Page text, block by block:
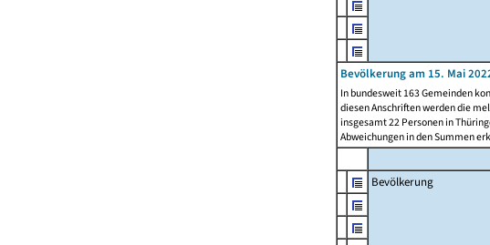
Bevölkerung am 15. Mai
In bundesweit 163 Gemeinden
diesen Anschriften werden die
insgesamt 22 Personen in
Abweichungen in den Summen
Bevölkerung